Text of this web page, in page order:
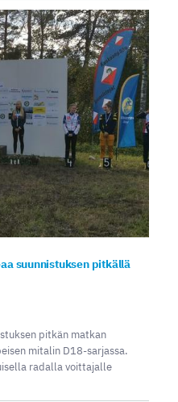
suunnistuksen pitkällä
pitkän matkan
mitalin D18-sarjassa.
radalla voittajalle